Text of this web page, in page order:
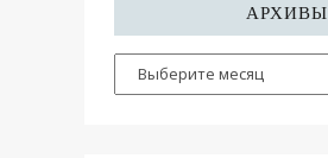
АРХИВЫ